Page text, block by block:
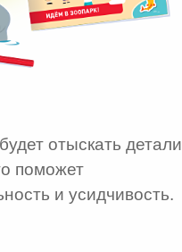
отыскать детали
поможет
и усидчивость.